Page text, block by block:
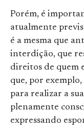
Porém, é
atualmente
é a mesma que
interdição, que
direitos de quem
que, por
para realizar a
plenamente
expressando